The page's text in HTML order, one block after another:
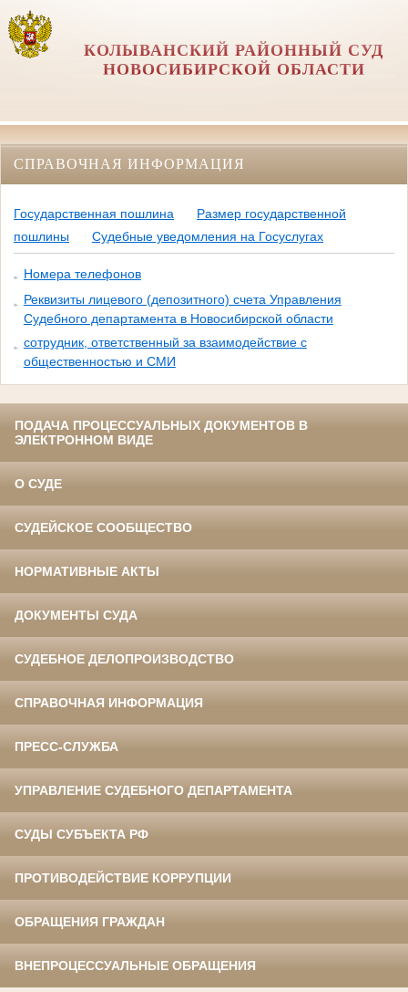
КОЛЫВАНСКИЙ РАЙОННЫЙ СУД
НОВОСИБИРСКОЙ ОБЛАСТИ
СПРАВОЧНАЯ ИНФОРМАЦИЯ
Государственная пошлина
Размер государственной
пошлины
Судебные уведомления на Госуслугах
Номера телефонов
Реквизиты лицевого (депозитного) счета Управления
Судебного департамента в Новосибирской области
сотрудник, ответственный за взаимодействие с
общественностью и СМИ
ПОДАЧА ПРОЦЕССУАЛЬНЫХ ДОКУМЕНТОВ В
ЭЛЕКТРОННОМ ВИДЕ
О СУДЕ
СУДЕЙСКОЕ СООБЩЕСТВО
НОРМАТИВНЫЕ АКТЫ
ДОКУМЕНТЫ СУДА
СУДЕБНОЕ ДЕЛОПРОИЗВОДСТВО
СПРАВОЧНАЯ ИНФОРМАЦИЯ
ПРЕСС-СЛУЖБА
УПРАВЛЕНИЕ СУДЕБНОГО ДЕПАРТАМЕНТА
СУДЫ СУБЪЕКТА РФ
ПРОТИВОДЕЙСТВИЕ КОРРУПЦИИ
ОБРАЩЕНИЯ ГРАЖДАН
ВНЕПРОЦЕССУАЛЬНЫЕ ОБРАЩЕНИЯ